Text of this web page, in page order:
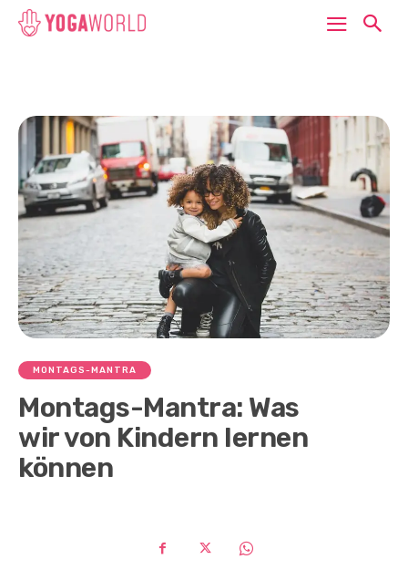
MONTAGS-MANTRA
Montags-Mantra: Was
wir von Kindern lernen
können